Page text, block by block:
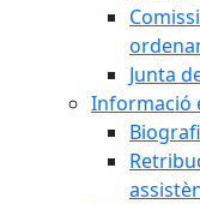
Junta
Informació